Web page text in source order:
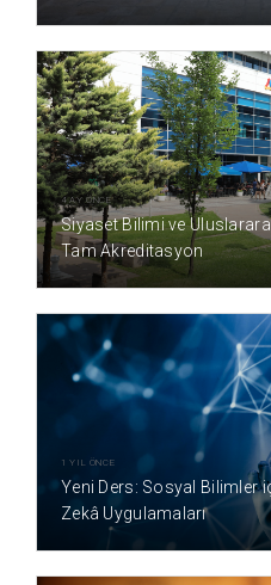
4 AY ÖNCE
Siyaset Bilimi ve
Tam Akreditasyon
1 YIL ÖNCE
Yeni Ders: Sosyal Bilimler
Zekâ Uygulamaları